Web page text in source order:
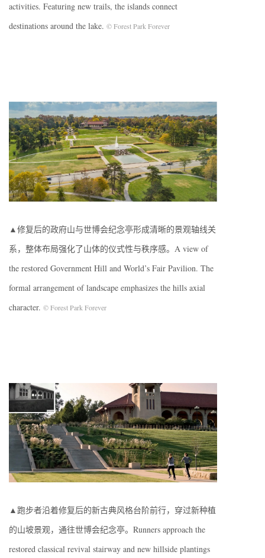
activities. Featuring new trails, the islands connect
destinations around the lake. © Forest Park Forever
▲修复后的政府山与世博会纪念亭形成清晰的景观轴线关
系，整体布局强化了山体的仪式性与秩序感。A view of
the restored Government Hill and World’s Fair Pavilion. The
formal arrangement of landscape emphasizes the hills axial
character. © Forest Park Forever
▲跑步者沿着修复后的新古典风格台阶前行，穿过新种植
的山坡景观，通往世博会纪念亭。Runners approach the
restored classical revival stairway and new hillside plantings